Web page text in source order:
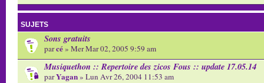
SUJETS
Sons gratuits
parcé» Mer Mar 02, 2005 9:59 am
Musiquethon :: Repertoire des zicos Fous :: update 17.05.14
parYagan» Lun Avr 26, 2004 11:53 am